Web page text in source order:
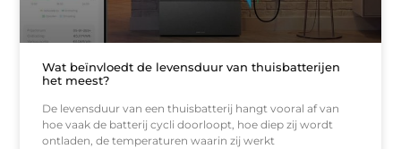
Wat beïnvloedt de levensduur van thuisbatterijen
het meest?
De levensduur van een thuisbatterij hangt vooral af van
hoe vaak de batterij cycli doorloopt, hoe diep zij wordt
ontladen, de temperaturen waarin zij werkt